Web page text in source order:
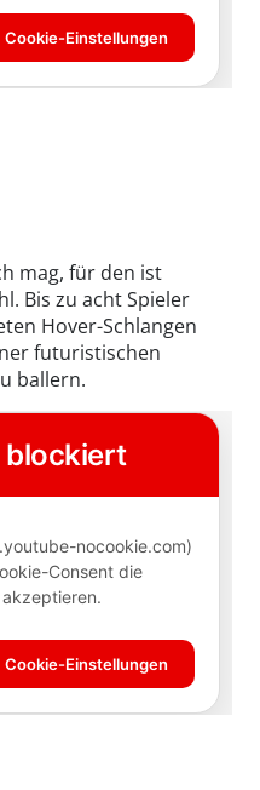
mag, für den ist
Bis zu acht Spieler
Hover-Schlangen
futuristischen
ballern.